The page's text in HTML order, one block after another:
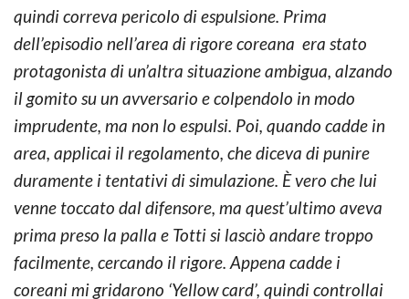
quindi correva pericolo di espulsione. Prima
dell’episodio nell’area di rigore coreana era stato
protagonista di un’altra situazione ambigua, alzando
il gomito su un avversario e colpendolo in modo
imprudente, ma non lo espulsi. Poi, quando cadde in
area, applicai il regolamento, che diceva di punire
duramente i tentativi di simulazione. È vero che lui
venne toccato dal difensore, ma quest’ultimo aveva
prima preso la palla e Totti si lasciò andare troppo
facilmente, cercando il rigore. Appena cadde i
coreani mi gridarono ‘Yellow card’, quindi controllai